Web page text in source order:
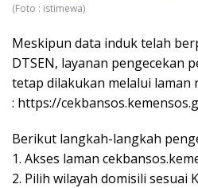
(Foto : istimewa)
Meskipun data induk telah
DTSEN, layanan pengecekan
tetap dilakukan melalui laman
: https://
Berikut langkah-langkah
1. Akses laman
2. Pilih wilayah domisili sesuai